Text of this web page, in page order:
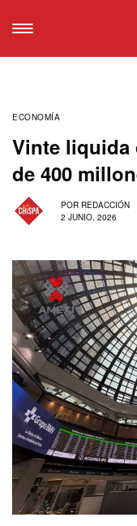
ECONOMÍA
Vinte liquida
de 400
POR REDACCIÓN
2 JUNIO, 2026